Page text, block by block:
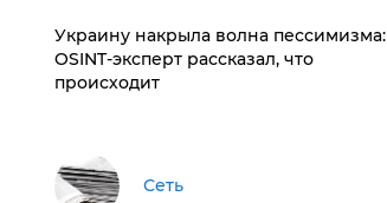
​Украину накрыла волна пессимизма:
OSINT-эксперт рассказал, что
происходит
Сеть